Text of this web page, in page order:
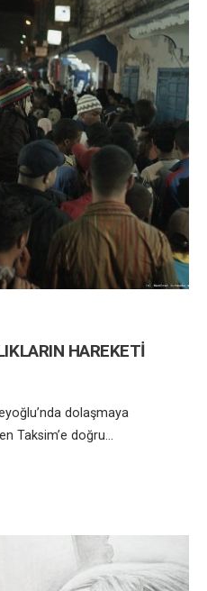
HAREKETİ
dolaşmaya
Taksim’e doğru...